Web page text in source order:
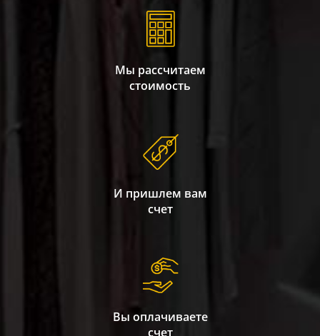
Мы рассчитаем
стоимость
И пришлем вам
счет
Вы оплачиваете
счет